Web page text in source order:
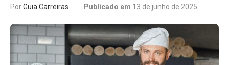
PorGuia Carreiras Publicado em 13 de junho de 2025